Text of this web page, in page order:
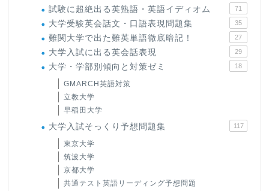
試験に超絶出る英熟語・英語イディオム 71
大学受験英会話文・口語表現問題集 35
難関大学で出た難英単語徹底暗記！ 27
大学入試に出る英会話表現 29
大学・学部別傾向と対策ゼミ 18
GMARCH英語対策
立教大学
早稲田大学
大学入試そっくり予想問題集 117
東京大学
筑波大学
京都大学
共通テスト英語リーディング予想問題